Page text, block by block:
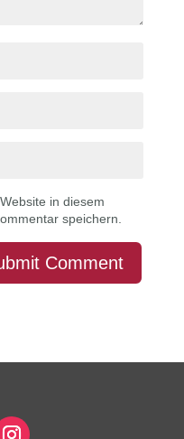
in diesem
speichern.
Comment